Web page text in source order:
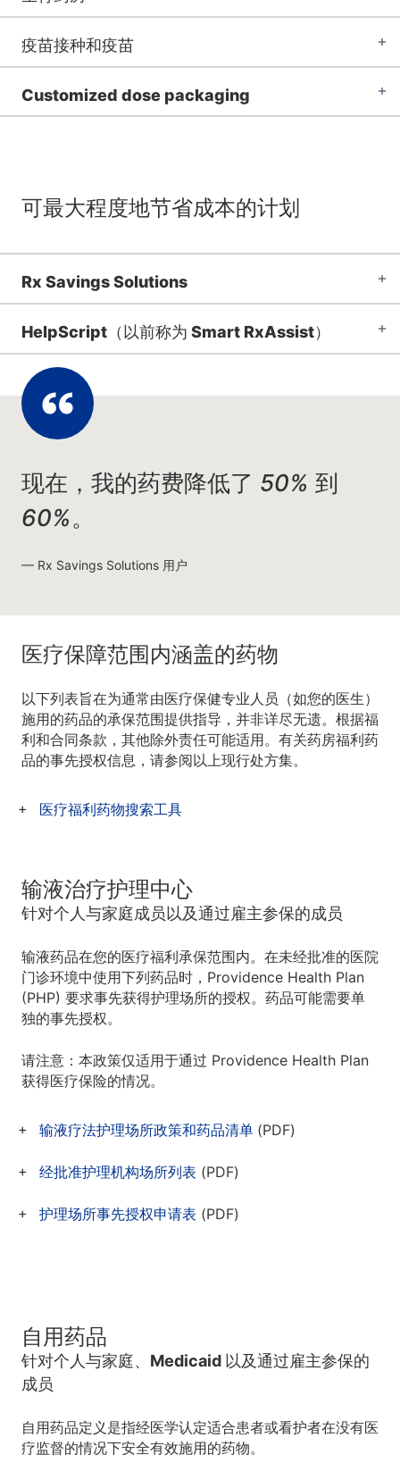
疫苗接种和疫苗
Customized dose packaging
可最大程度地节省成本的计划
Rx Savings Solutions
HelpScript（以前称为 Smart RxAssist）
现在，我的药费降低了 50% 到
60%。
Rx Savings Solutions 用户
医疗保障范围内涵盖的药物
以下列表旨在为通常由医疗保健专业人员（如您的医生）
施用的药品的承保范围提供指导，并非详尽无遗。根据福
利和合同条款，其他除外责任可能适用。有关药房福利药
品的事先授权信息，请参阅以上现行处方集。
医疗福利药物搜索工具
输液治疗护理中心
针对个人与家庭成员以及通过雇主参保的成员
输液药品在您的医疗福利承保范围内。在未经批准的医院
门诊环境中使用下列药品时，Providence Health Plan
(PHP) 要求事先获得护理场所的授权。药品可能需要单
独的事先授权。
请注意：本政策仅适用于通过 Providence Health Plan
获得医疗保险的情况。
输液疗法护理场所政策和药品清单 (PDF)
经批准护理机构场所列表 (PDF)
护理场所事先授权申请表 (PDF)
自用药品
针对个人与家庭、Medicaid 以及通过雇主参保的
成员
自用药品定义是指经医学认定适合患者或看护者在没有医
疗监督的情况下安全有效施用的药物。